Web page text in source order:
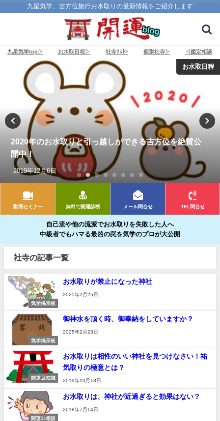
九星気学、吉方位旅行お水取りの最新情報をご紹介します
九星気学top▷ お水取日程▷ 社寺ﾘｽﾄ▷ 個別社寺▷ ◁鑑定相談
お水取日程
2020年のお水取りと引っ越しができる吉方位を絶賛公
開中！
2019年12月6日
動画セミナー 無料で開運診断 メール問合せ TEL問合せ
自己流や他の流派でお水取りを失敗した人へ
中級者でもハマる最凶の罠を気学のプロが大公開
社寺の記事一覧
気学掲示板
お水取りが禁止になった神社
2025年2月25日
気学掲示板
御神水を頂く時、御奉納をしていますか？
2025年2月23日
開運豆知識
お水取りは相性のいい神社を見つけなさい！祐
気取りの極意とは？
2019年10月18日
開運ﾐﾆ相談
お水取りは、神社が近過ぎると効果はない？
2018年7月14日